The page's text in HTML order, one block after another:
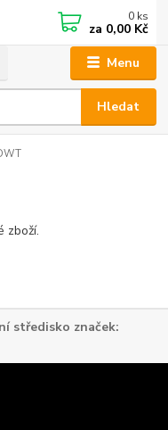
Menu
Hledat
0 ks
za 0,00 Kč
zboží.
středisko značek: